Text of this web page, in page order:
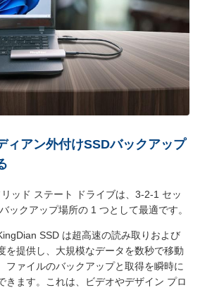
ィアン外付けSSDバックアップ
ッド ステート ドライブは、3-2-1 セッ
ックアップ場所の 1 つとして最適です。
SSD は超高速の読み取りおよび
を提供し、大規模なデータを数秒で移動
ファイルのバックアップと取得を瞬時に
きます。これは、ビデオやデザイン プロ